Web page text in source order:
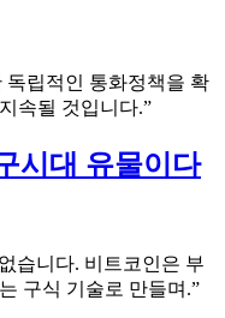
립적인 통화정책을 확
속될 것입니다.”
시대 유물이다
습니다. 비트코인은 부
구식 기술로 만들며.”